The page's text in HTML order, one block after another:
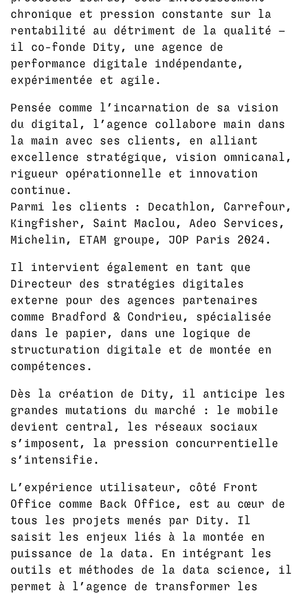
chronique et pression constante sur la
rentabilité au détriment de la qualité —
il co-fonde Dity, une agence de
performance digitale indépendante,
expérimentée et agile.
Pensée comme l’incarnation de sa vision
du digital, l’agence collabore main dans
la main avec ses clients, en alliant
excellence stratégique, vision omnicanal,
rigueur opérationnelle et innovation
continue.
Parmi les clients : Decathlon, Carrefour,
Kingfisher, Saint Maclou, Adeo Services,
Michelin, ETAM groupe, JOP Paris 2024.
Il intervient également en tant que
Directeur des stratégies digitales
externe pour des agences partenaires
comme Bradford & Condrieu, spécialisée
dans le papier, dans une logique de
structuration digitale et de montée en
compétences.
Dès la création de Dity, il anticipe les
grandes mutations du marché : le mobile
devient central, les réseaux sociaux
s’imposent, la pression concurrentielle
s’intensifie.
L’expérience utilisateur, côté Front
Office comme Back Office, est au cœur de
tous les projets menés par Dity. Il
saisit les enjeux liés à la montée en
puissance de la data. En intégrant les
outils et méthodes de la data science, il
permet à l’agence de transformer les